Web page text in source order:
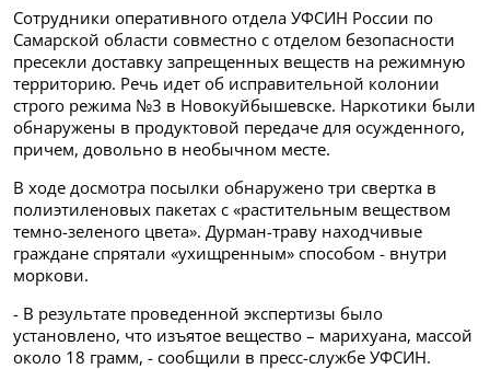
Сотрудники оперативного отдела УФСИН России по
Самарской области совместно с отделом безопасности
пресекли доставку запрещенных веществ на режимную
территорию. Речь идет об исправительной колонии
строго режима №3 в Новокуйбышевске. Наркотики были
обнаружены в продуктовой передаче для осужденного,
причем, довольно в необычном месте.
В ходе досмотра посылки обнаружено три свертка в
полиэтиленовых пакетах с «растительным веществом
темно-зеленого цвета». Дурман-траву находчивые
граждане спрятали «ухищренным» способом - внутри
моркови.
- В результате проведенной экспертизы было
установлено, что изъятое вещество – марихуана, массой
около 18 грамм, - сообщили в пресс-службе УФСИН.